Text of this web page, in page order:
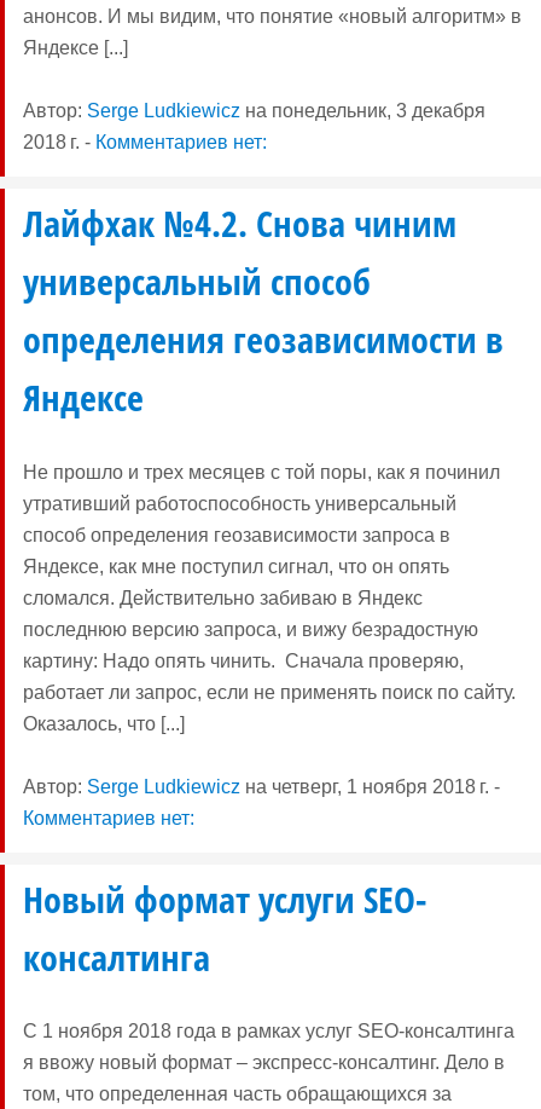
анонсов. И мы видим, что понятие «новый алгоритм» в
Яндексе [...]
Автор: Serge Ludkiewicz на понедельник, 3 декабря
2018 г. - Комментариев нет:
Лайфхак №4.2. Снова чиним
универсальный способ
определения геозависимости в
Яндексе
Не прошло и трех месяцев с той поры, как я починил
утративший работоспособность универсальный
способ определения геозависимости запроса в
Яндексе, как мне поступил сигнал, что он опять
сломался. Действительно забиваю в Яндекс
последнюю версию запроса, и вижу безрадостную
картину: Надо опять чинить. Сначала проверяю,
работает ли запрос, если не применять поиск по сайту.
Оказалось, что [...]
Автор: Serge Ludkiewicz на четверг, 1 ноября 2018 г. -
Комментариев нет:
Новый формат услуги SEO-
консалтинга
С 1 ноября 2018 года в рамках услуг SEO-консалтинга
я ввожу новый формат – экспресс-консалтинг. Дело в
том, что определенная часть обращающихся за